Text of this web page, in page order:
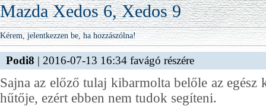
Mazda Xedos 6, Xedos 9
Kérem, jelentkezzen be, ha hozzászólna!
Podi8 | 2016-07-13 16:34 favágó részére
Sajna az előző tulaj kibarmolta belőle az egész
hűtője, ezért ebben nem tudok segíteni.